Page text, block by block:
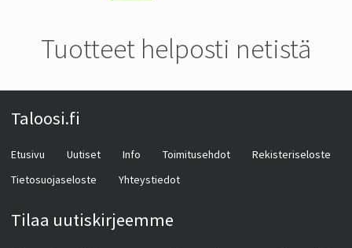
Tuotteet helposti netistä
Taloosi.fi
Etusivu Uutiset Info Toimitusehdot
Rekisteriseloste
Tietosuojaseloste
Yhteystiedot
Tilaa uutiskirjeemme